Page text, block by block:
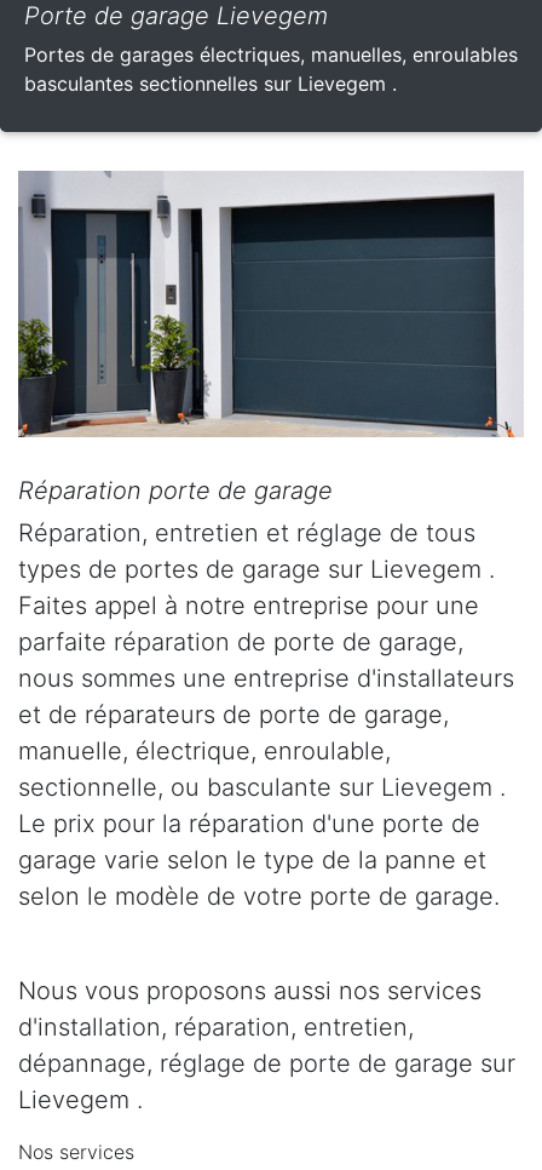
Porte de garage Lievegem
Portes de garages électriques, manuelles, enroulables
basculantes sectionnelles sur Lievegem .
Réparation porte de garage
Réparation, entretien et réglage de tous
types de portes de garage sur Lievegem .
Faites appel à notre entreprise pour une
parfaite réparation de porte de garage,
nous sommes une entreprise d'installateurs
et de réparateurs de porte de garage,
manuelle, électrique, enroulable,
sectionnelle, ou basculante sur Lievegem .
Le prix pour la réparation d'une porte de
garage varie selon le type de la panne et
selon le modèle de votre porte de garage.
Nous vous proposons aussi nos services
d'installation, réparation, entretien,
dépannage, réglage de porte de garage sur
Lievegem .
Nos services